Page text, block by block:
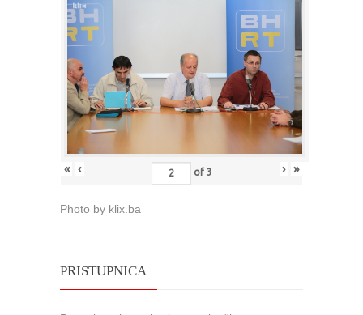
« ‹ of 3 › »
Photo by klix.ba
PRISTUPNICA